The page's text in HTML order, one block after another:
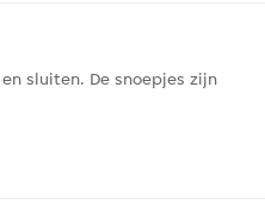
sluiten. De snoepjes zijn